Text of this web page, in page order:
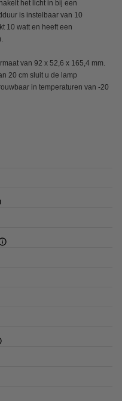
het licht in bij een
is instelbaar van 10
10 watt en heeft een
van 92 x 52,6 x 165,4 mm.
20 cm sluit u de lamp
in temperaturen van -20